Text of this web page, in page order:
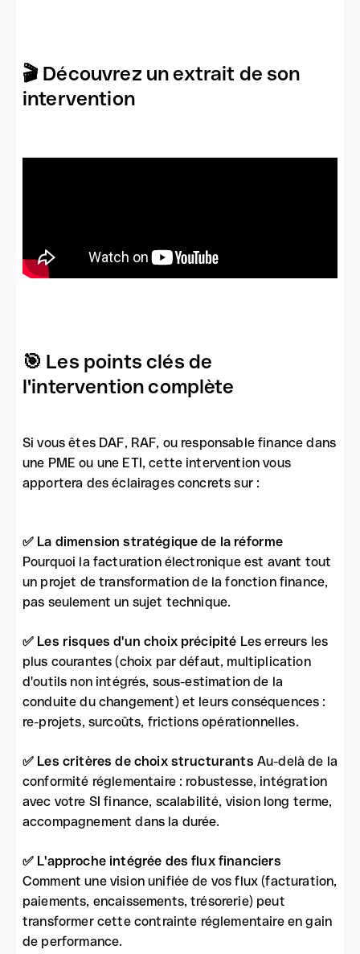
🎬 Découvrez un extrait de son
intervention
🎯 Les points clés de
l'intervention complète
Si vous êtes DAF, RAF, ou responsable finance dans
une PME ou une ETI, cette intervention vous
apportera des éclairages concrets sur :
✅ La dimension stratégique de la réforme
Pourquoi la facturation électronique est avant tout
un projet de transformation de la fonction finance,
pas seulement un sujet technique.
✅ Les risques d'un choix précipité Les erreurs les
plus courantes (choix par défaut, multiplication
d'outils non intégrés, sous-estimation de la
conduite du changement) et leurs conséquences :
re-projets, surcoûts, frictions opérationnelles.
✅ Les critères de choix structurants Au-delà de la
conformité réglementaire : robustesse, intégration
avec votre SI finance, scalabilité, vision long terme,
accompagnement dans la durée.
✅ L'approche intégrée des flux financiers
Comment une vision unifiée de vos flux (facturation,
paiements, encaissements, trésorerie) peut
transformer cette contrainte réglementaire en gain
de performance.